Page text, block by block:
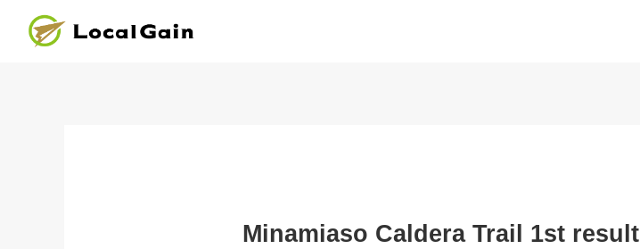
Minamiaso Caldera Trail 1st result